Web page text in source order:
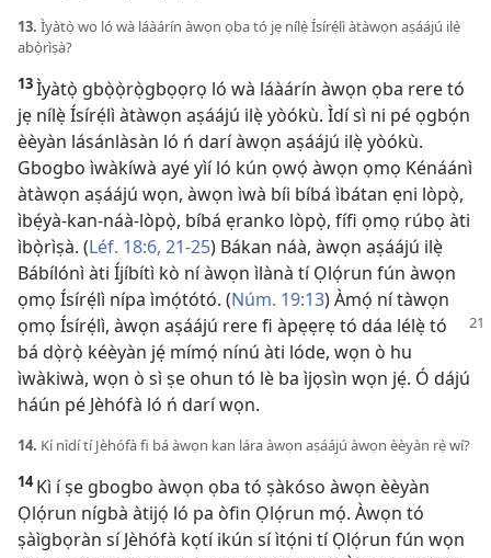
13. Ìyàtọ̀ wo ló wà láàárín àwọn ọba tó jẹ nílẹ̀ Ísírẹ́lì àtàwọn aṣáájú ilẹ̀
abọ̀rìṣà?
13Ìyàtọ̀ gbọ̀ọ̀rọ̀gbọọrọ ló wà láàárín àwọn ọba rere tó
jẹ nílẹ̀ Ísírẹ́lì àtàwọn aṣáájú ilẹ̀ yòókù. Ìdí sì ni pé ọgbọ́n
èèyàn lásánlàsàn ló ń darí àwọn aṣáájú ilẹ̀ yòókù.
Gbogbo ìwàkíwà ayé yìí ló kún ọwọ́ àwọn ọmọ Kénáánì
àtàwọn aṣáájú wọn, àwọn ìwà bíi bíbá ìbátan ẹni lòpọ̀,
ìbẹ́yà-kan-náà-lòpọ̀, bíbá ẹranko lòpọ̀, fífi ọmọ rúbọ àti
ìbọ̀rìṣà. (Léf. 18:​6, 21-25) Bákan náà, àwọn aṣáájú ilẹ̀
Bábílónì àti Íjíbítì kò ní àwọn ìlànà tí Ọlọ́run fún àwọn
ọmọ Ísírẹ́lì nípa ìmọ́tótó. (Núm. 19:13) Àmọ́ ní tàwọn
ọmọ Ísírẹ́lì, àwọn aṣáájú rere fi àpẹẹrẹ tó dáa lélẹ̀ tó
bá dọ̀rọ̀ kéèyàn jẹ́ mímọ́ nínú àti lóde, wọn ò hu
ìwàkiwà, wọn ò sì ṣe ohun tó lè ba ìjọsìn wọn jẹ́. Ó dájú
háún pé Jèhófà ló ń darí wọn.
14. Kí nìdí tí Jèhófà fi bá àwọn kan lára àwọn aṣáájú àwọn èèyàn rẹ̀ wí?
14Kì í ṣe gbogbo àwọn ọba tó ṣàkóso àwọn èèyàn
Ọlọ́run nígbà àtijọ́ ló pa òfin Ọlọ́run mọ́. Àwọn tó
ṣàìgbọràn sí Jèhófà kọtí ikún sí ìtọ́ni tí Ọlọ́run fún wọn